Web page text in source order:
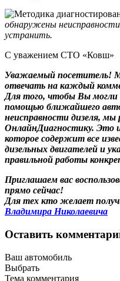
обнаружены
устранить.
С уважением СТО «Ковш»
Уважаемый посетитель!
отвечать на каждый
Для того, чтобы Вы могли
помощью ближайшего
неисправности дизеля, мы
ОнлайнДиагностику. Это
которое содержит все
дизельных двигателей и
правильной работы
Приглашаем вас
прямо сейчас!
Для тех кто желает
Владимира Николаевича
Оставить
Ваш автомобиль
Выбрать
Тема комментария